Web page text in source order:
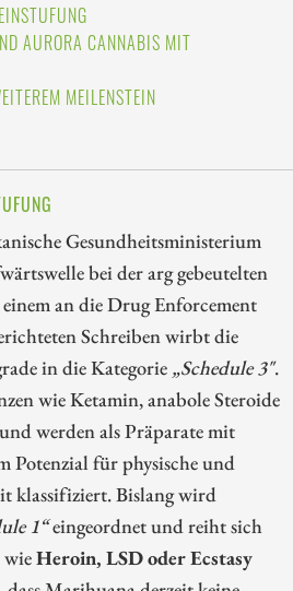
AURORA CANNABIS MIT
MEILENSTEIN
Gesundheitsministerium
bei der arg gebeutelten
an die Drug Enforcement
Schreiben wirbt die
in die Kategorie „Schedule 3".
wie Ketamin, anabole Steroide
werden als Präparate mit
Potenzial für physische und
klassifiziert. Bislang wird
1“eingeordnet und reiht sich
Heroin, LSD oder Ecstasy